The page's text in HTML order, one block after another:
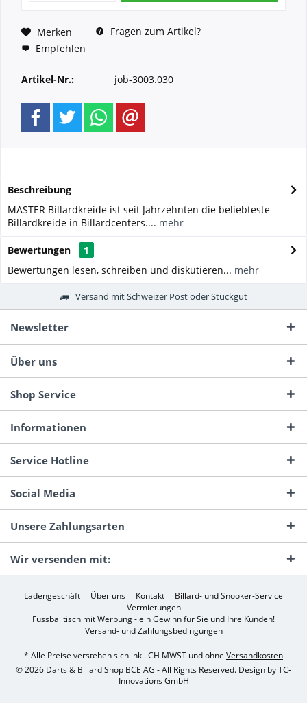
Merken
Fragen zum Artikel?
Empfehlen
Artikel-Nr.: job-3003.030
Beschreibung
MASTER Billardkreide ist seit Jahrzehnten die beliebteste
Billardkreide in Billardcenters.... mehr
Bewertungen
1
Bewertungen lesen, schreiben und diskutieren... mehr
Versand mit Schweizer Post oder Stückgut
Newsletter
Über uns
Shop Service
Informationen
Service Hotline
Social Media
Unsere Zahlungsarten
Wir versenden mit:
Ladengeschäft Über uns Kontakt
Billard- und Snooker-Service
Vermietungen
Fussballtisch mit Werbung - ein Gewinn für Sie und Ihre Kunden!
Versand- und Zahlungsbedingungen
* Alle Preise verstehen sich inkl. CH MWST und ohne Versandkosten
© 2026 Darts & Billard Shop BCE AG - All Rights Reserved. Design byTC-
Innovations GmbH